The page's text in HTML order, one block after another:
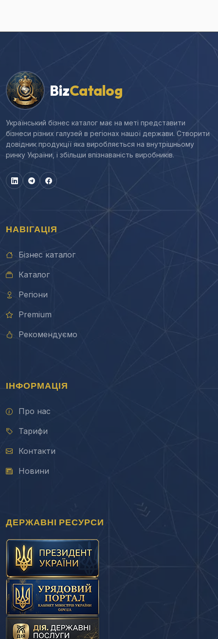
BizCatalog
Український бізнес каталог має на меті представити
бізнеси різних галузей в регіонах нашої держави. Створити
довідник продукції яка виробляється на внутрішньому
ринку України, і збільши впізнаваність виробників.
НАВІГАЦІЯ
Бізнес каталог
Каталог
Регіони
Premium
Рекомендуємо
ІНФОРМАЦІЯ
Про нас
Тарифи
Контакти
Новини
ДЕРЖАВНІ РЕСУРСИ